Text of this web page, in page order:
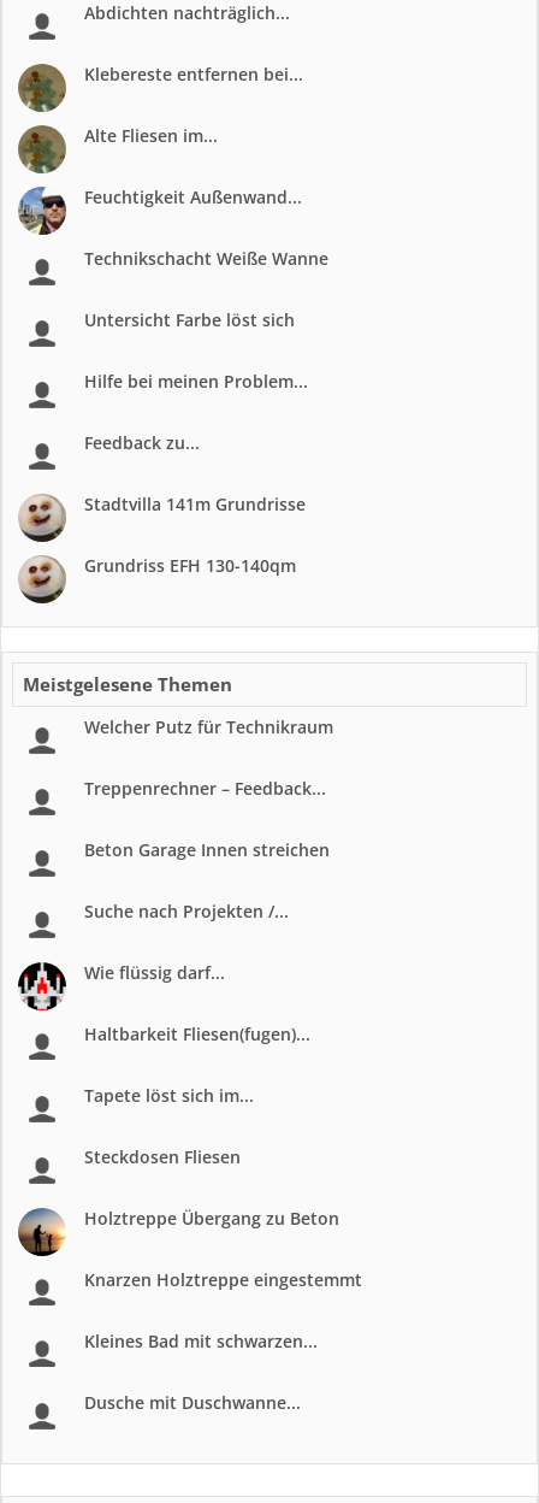
Abdichten nachträglich...
Klebereste entfernen bei...
Alte Fliesen im...
Feuchtigkeit Außenwand...
Technikschacht Weiße Wanne
Untersicht Farbe löst sich
Hilfe bei meinen Problem...
Feedback zu...
Stadtvilla 141m Grundrisse
Grundriss EFH 130-140qm
Meistgelesene Themen
Welcher Putz für Technikraum
Treppenrechner – Feedback...
Beton Garage Innen streichen
Suche nach Projekten /...
Wie flüssig darf...
Haltbarkeit Fliesen(fugen)...
Tapete löst sich im...
Steckdosen Fliesen
Holztreppe Übergang zu Beton
Knarzen Holztreppe eingestemmt
Kleines Bad mit schwarzen...
Dusche mit Duschwanne...